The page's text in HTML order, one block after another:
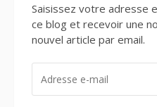
Saisissez votre adresse
ce blog et recevoir une
nouvel article par email.
MAIL